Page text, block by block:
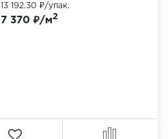
7 370 ₽/м2
13 192.30 ₽/упак.